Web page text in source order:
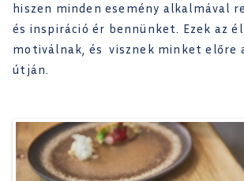
hiszen minden esemény alkalmával
és inspiráció ér bennünket. Ezek az
motiválnak, és visznek minket előre
útján.